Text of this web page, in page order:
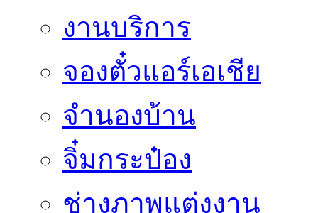
งานบริการ
จองตั๋วแอร์เอเชีย
จำนองบ้าน
จิ๋มกระป๋อง
ช่างภาพแต่งงาน